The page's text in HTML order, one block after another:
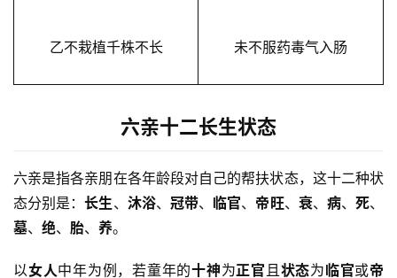
乙不栽植千株不长 未不服药毒气入肠
六亲十二长生状态
六亲是指各亲朋在各年龄段对自己的帮扶状态，这十二种状
态分别是：长生、 沐浴、 冠带、 临官、 帝旺、 衰、 病、死、
墓、 绝、 胎、 养。
以女人中年为例，若童年的十神为正官且状态为临官或帝